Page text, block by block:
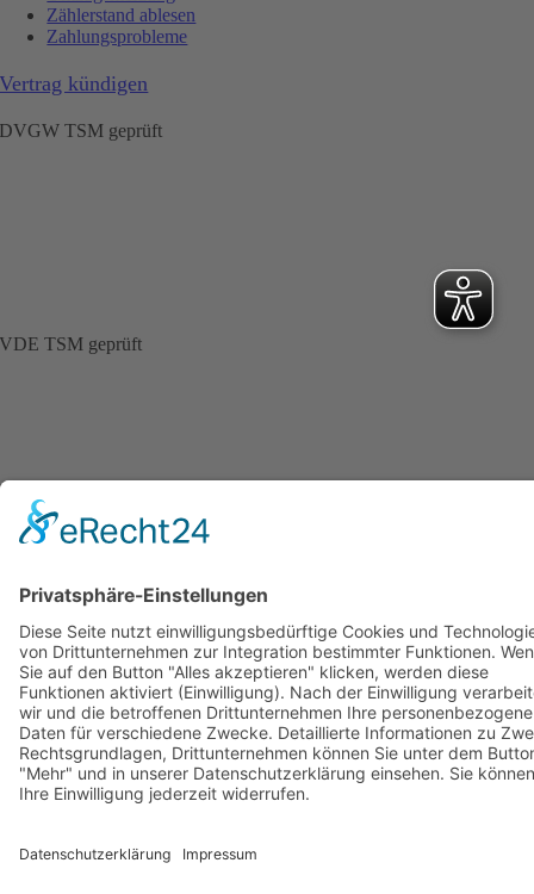
Zählerstand ablesen
Zahlungsprobleme
Vertrag kündigen
DVGW TSM geprüft
VDE TSM geprüft
Page load link
Nach oben